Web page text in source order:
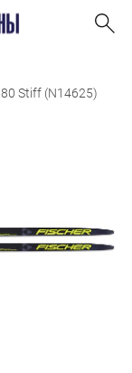
Stiff (N14625)